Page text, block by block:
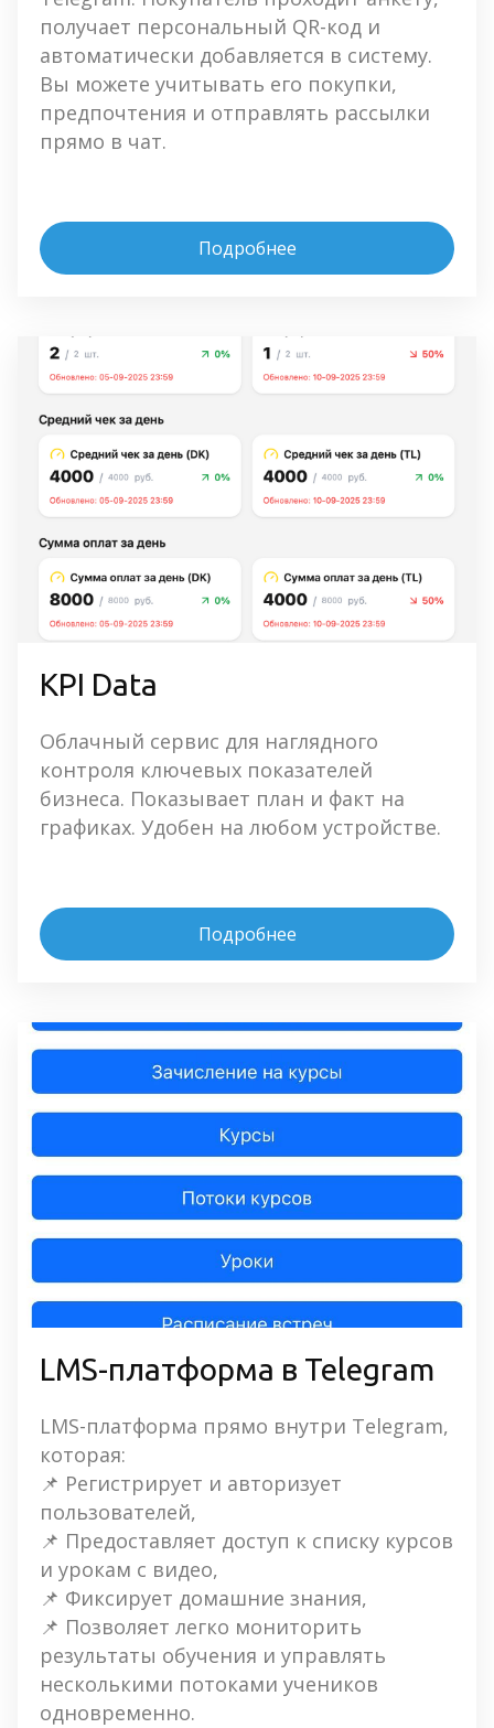
получает персональный QR-код и
автоматически добавляется в систему.
Вы можете учитывать его покупки,
предпочтения и отправлять рассылки
прямо в чат.
Подробнее
KPI Data
Облачный сервис для наглядного
контроля ключевых показателей
бизнеса. Показывает план и факт на
графиках. Удобен на любом устройстве.
Подробнее
LMS-платформа в Telegram
LMS-платформа прямо внутри Telegram,
которая:
📌 Регистрирует и авторизует
пользователей,
📌 Предоставляет доступ к списку курсов
и урокам с видео,
📌 Фиксирует домашние знания,
📌 Позволяет легко мониторить
результаты обучения и управлять
несколькими потоками учеников
одновременно.